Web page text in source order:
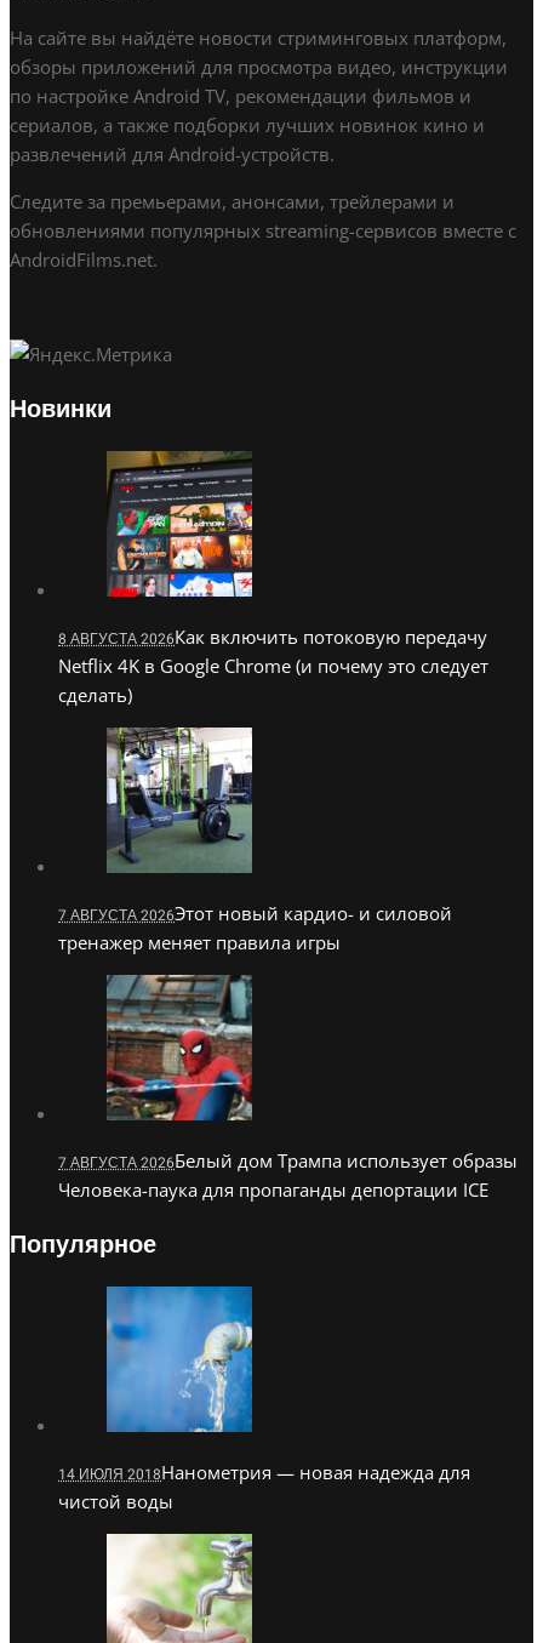
На сайте вы найдёте новости стриминговых платформ,
обзоры приложений для просмотра видео, инструкции
по настройке Android TV, рекомендации фильмов и
сериалов, а также подборки лучших новинок кино и
развлечений для Android-устройств.
Следите за премьерами, анонсами, трейлерами и
обновлениями популярных streaming-сервисов вместе с
AndroidFilms.net.
Новинки
8 АВГУСТА 2026Как включить потоковую передачу
Netflix 4K в Google Chrome (и почему это следует
сделать)
7 АВГУСТА 2026Этот новый кардио- и силовой
тренажер меняет правила игры
7 АВГУСТА 2026Белый дом Трампа использует образы
Человека-паука для пропаганды депортации ICE
Популярное
14 ИЮЛЯ 2018Нанометрия — новая надежда для
чистой воды